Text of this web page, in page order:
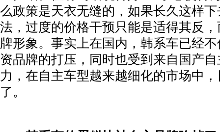
么政策是天衣无缝的，如果长久这样
法，过度的价格干预只能是适得其反
牌形象。事实上在国内，韩系车已经
资品牌的打压，同时也受到来自国产
力，在自主车型越来越细化的市场中
了。